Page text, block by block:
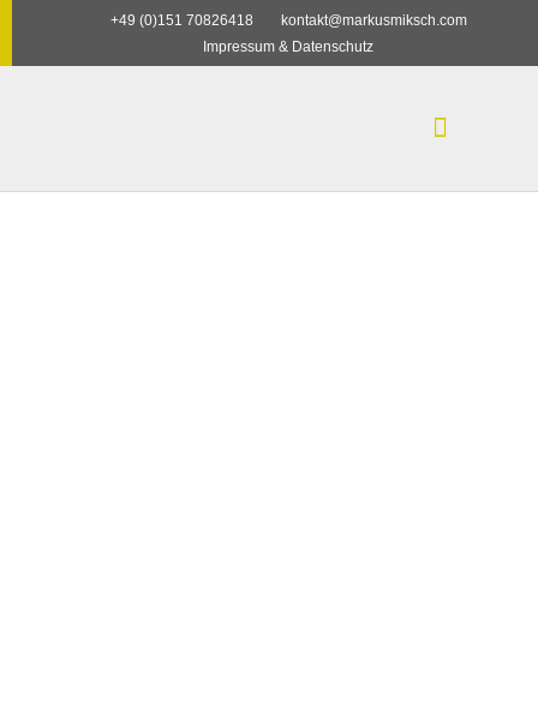
+49 (0)151 70826418
kontakt@markusmiksch.com
Impressum & Datenschutz